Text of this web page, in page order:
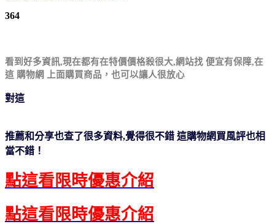
364
看到好多資訊,現在都有在特價價格殺很大,網站找 便宜有保障,在
這 購物網
上面購買商品，也可以讓人很放心
對這
推薦和分享也查了很多資料,覺得很不錯 這購物網買風評也相
當不錯！
點這看限時優惠介紹
點這看限時優惠介紹